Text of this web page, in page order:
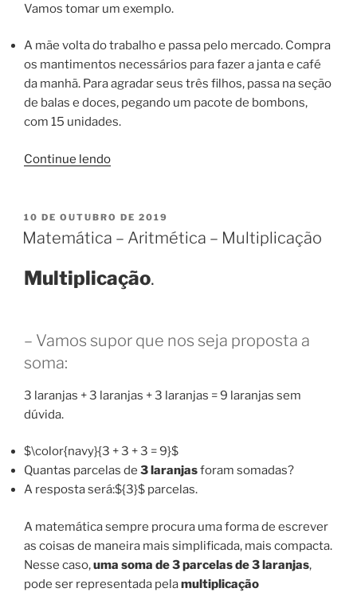
Vamos tomar um exemplo.
A mãe volta do trabalho e passa pelo mercado. Compra
os mantimentos necessários para fazer a janta e café
da manhã. Para agradar seus três filhos, passa na seção
de balas e doces, pegando um pacote de bombons,
com 15 unidades.
Continue lendo“Matemática
–
Divisão”
PUBLICADO
EM
10 DE OUTUBRO DE 2019
Matemática – Aritmética – Multiplicação
Multiplicação.
– Vamos supor que nos seja proposta a
soma:
3 laranjas + 3 laranjas + 3 laranjas = 9 laranjas sem
dúvida.
$\color{navy}{3 + 3 + 3 = 9}$
Quantas parcelas de 3 laranjasforam somadas?
A resposta será:${3}$ parcelas.
A matemática sempre procura uma forma de escrever
as coisas de maneira mais simplificada, mais compacta.
Nesse caso,uma soma de 3 parcelas de 3 laranjas,
pode ser representada pelamultiplicação